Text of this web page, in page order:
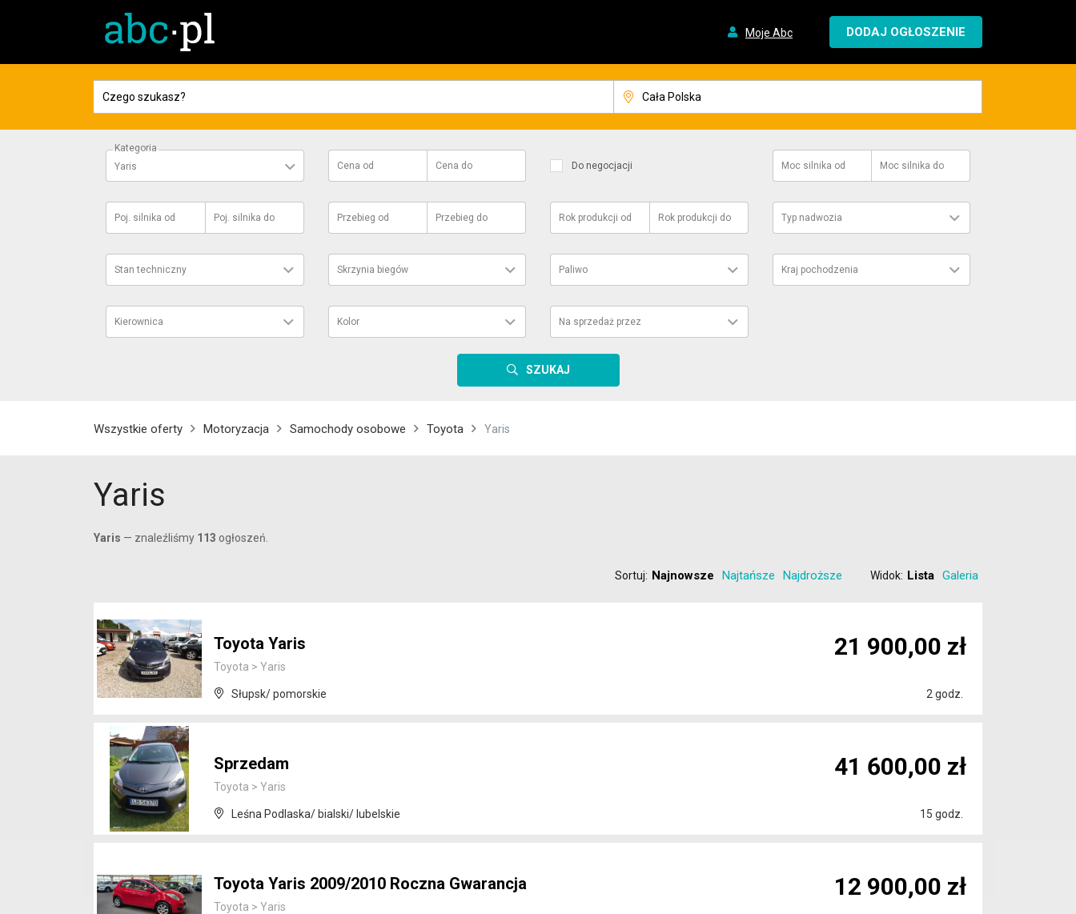
Moje Abc DODAJ OGŁOSZENIE
Kategoria
Yaris
Cena od Cena do Do negocjacji Moc silnika od Moc silnika do
Poj. silnika od Poj. silnika do Przebieg od Przebieg do Rok produkcji od Rok produkcji do Typ nadwozia
Stan techniczny Skrzynia biegów Paliwo Kraj pochodzenia
Kierownica Kolor Na sprzedaż przez
SZUKAJ
Wszystkie oferty Motoryzacja Samochody osobowe Toyota Yaris
Yaris
Yaris — znaleźliśmy 113 ogłoszeń.
Sortuj: Najnowsze Najtańsze Najdroższe Widok: Lista Galeria
Toyota Yaris
Toyota > Yaris
Słupsk/ pomorskie 2 godz.
21 900,00 zł
Sprzedam
Toyota > Yaris
Leśna Podlaska/ bialski/ lubelskie 15 godz.
41 600,00 zł
Toyota Yaris 2009/2010 Roczna Gwarancja
Toyota > Yaris
12 900,00 zł